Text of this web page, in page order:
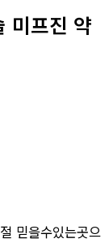
미프진 약
믿을수있는곳으